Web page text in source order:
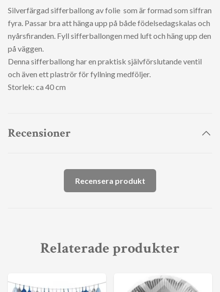
Silverfärgad sifferballong av folie som är formad som siffran
fyra. Passar bra att hänga upp på både födelsedagskalas och
nyårsfiranden. Fyll sifferballongen med luft och häng upp den
på väggen.
Denna sifferballong har en praktisk självförslutande ventil
och även ett plaströr för fyllning medföljer.
Storlek: ca 40 cm
Recensioner
Recensera produkt
Relaterade produkter